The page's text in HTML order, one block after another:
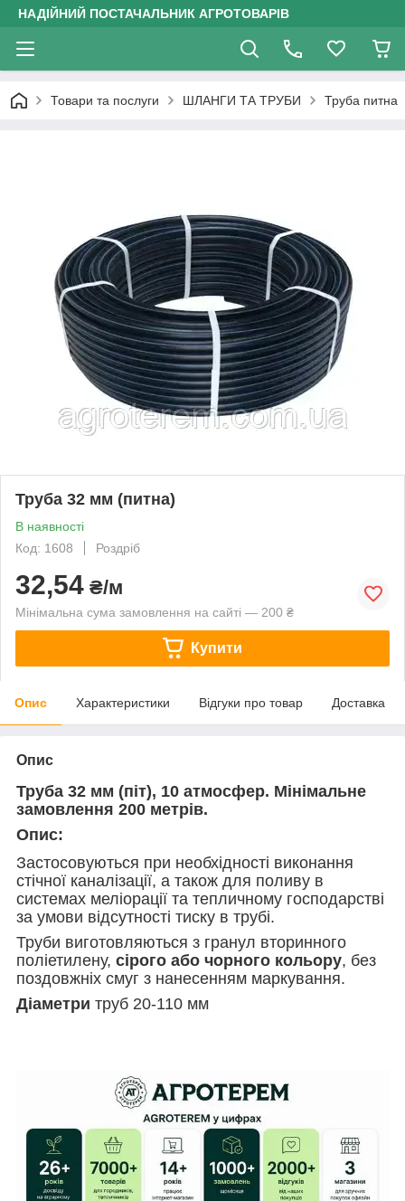
НАДІЙНИЙ ПОСТАЧАЛЬНИК АГРОТОВАРІВ
Товари та послуги ШЛАНГИ ТА ТРУБИ Труба питна
Труба 32 мм (питна)
В наявності
Код: 1608
Роздріб
32,54 ₴/м
Мінімальна сума замовлення на сайті — 200 ₴
Купити
Опис Характеристики Відгуки про товар Доставка
Опис
Труба 32 мм (піт), 10 атмосфер. Мінімальне
замовлення 200 метрів.
Опис:
Застосовуються при необхідності виконання
стічної каналізації, а також для поливу в
системах меліорації та тепличному господарстві
за умови відсутності тиску в трубі.
Труби виготовляються з гранул вторинного
поліетилену, сірого або чорного кольору, без
поздовжніх смуг з нанесенням маркування.
Діаметри труб 20-110 мм